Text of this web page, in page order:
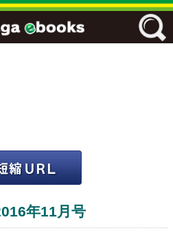
エリア
年11月号